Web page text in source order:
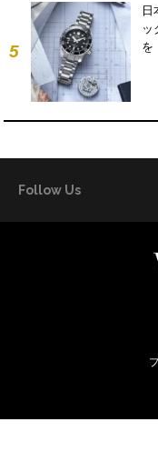
5
ッ
を
Follow Us